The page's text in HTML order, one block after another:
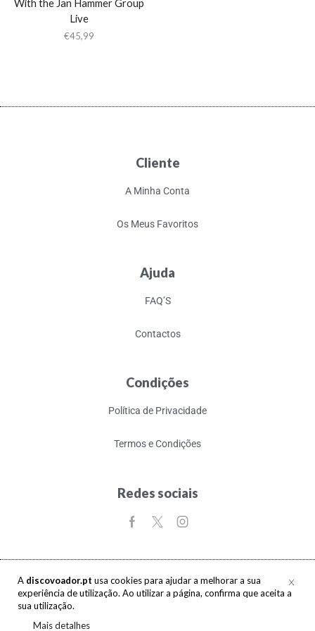
With the Jan Hammer Group
Live
€45,99
A discovoador.pt usa cookies para ajudar a melhorar a sua
experiência de utilização. Ao utilizar a página, confirma que aceita a
sua utilização.
Mais detalhes
Cliente
A Minha Conta
Os Meus Favoritos
Ajuda
FAQ’S
Contactos
Condições
Política de Privacidade
Termos e Condições
Redes sociais
Copyright © 2017-2026 discovoador. Todos os direitos reservados.